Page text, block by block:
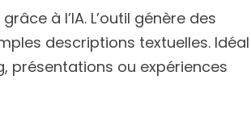
à l’IA. L’outil génère des
descriptions textuelles. Idéal
présentations ou expériences